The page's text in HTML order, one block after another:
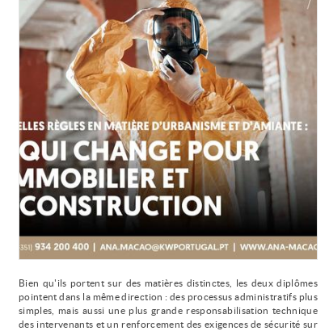
Bien qu'ils portent sur des matières distinctes, les deux diplômes
pointent dans la même direction : des processus administratifs plus
simples, mais aussi une plus grande responsabilisation technique
des intervenants et un renforcement des exigences de sécurité sur